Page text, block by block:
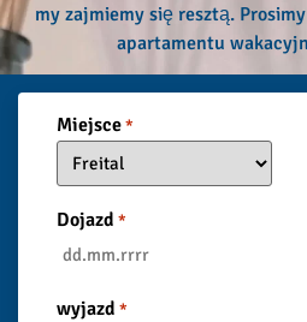
my zajmiemy się resztą.
apartamentu
Miejsce *
Dojazd *
wyjazd *